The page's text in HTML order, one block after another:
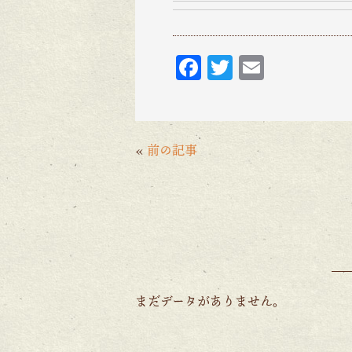
F
ac
eb
k
T
w
itt
er
ai
« 前の記事
まだデータがありません。